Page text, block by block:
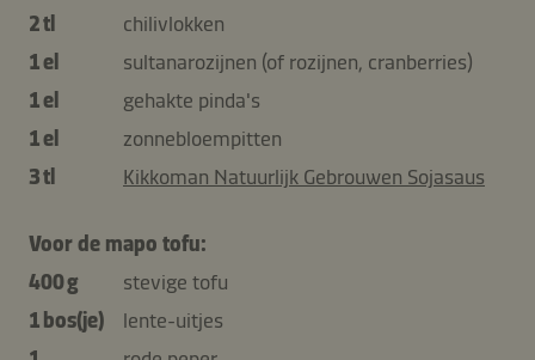
2 tl
chilivlokken
1 el
sultanarozijnen (of rozijnen, cranberries)
1 el
gehakte pinda's
1 el
zonnebloempitten
3 tl
Kikkoman Natuurlijk Gebrouwen Sojasaus
Voor de mapo tofu:
400 g
stevige tofu
1 bos(je)
lente-uitjes